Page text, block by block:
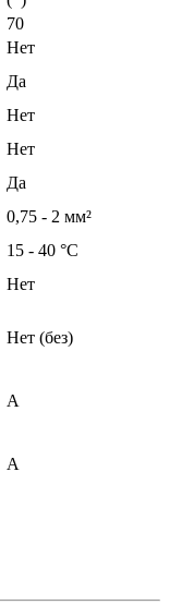
70
Нет
Да
Нет
Нет
Да
0,75 - 2 мм²
15 - 40 °C
Нет
Нет (без)
A
A